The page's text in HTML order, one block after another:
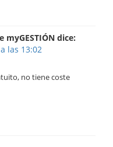
myGESTIÓN dice:
las 13:02
no tiene coste